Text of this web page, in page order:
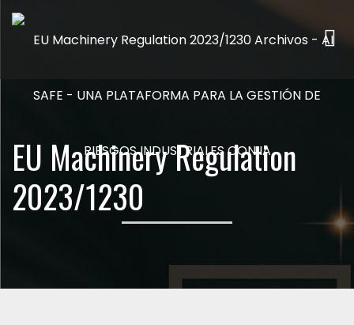
EU Machinery Regulation
2023/1230